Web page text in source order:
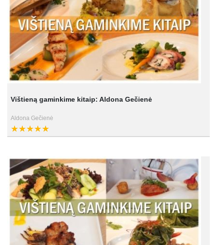
Vištieną gaminkime kitaip: Aldona Gečienė
Aldona Gečienė